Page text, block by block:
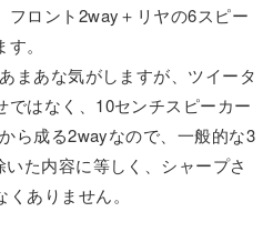
フロント2way＋リヤの6スピー
。
まあな気がしますが、ツイータ
ではなく、10センチスピーカー
ら成る2wayなので、一般的な3
た内容に等しく、シャープさ
ありません。